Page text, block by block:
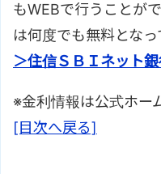
もWEBで行うことが
は何度でも無料となっ
＞住信ＳＢＩネット
※金利情報は公式ホー
[目次へ戻る]